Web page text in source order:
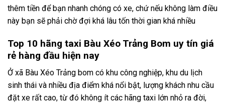
thêm tiền để bạn nhanh chóng có xe, chứ nếu không làm điều
này bạn sẽ phải chờ đợi khá lâu tốn thời gian khá nhiều
Top 10 hãng taxi Bàu Xéo Trảng Bom uy tín giá
rẻ hàng đầu hiện nay
Ở xã Bàu Xéo Trảng bom có khu công nghiệp, khu du lịch
sinh thái và nhiều địa điểm khá nổi bật, lượng khách nhu cầu
đặt xe rất cao, từ đó không ít các hãng taxi lớn nhỏ ra đời,